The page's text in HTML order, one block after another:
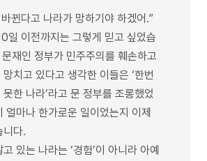
뀐다고 나라가 망하기야 하겠어.”
일 이전까지는 그렇게 믿고 싶었습
재인 정부가 민주주의를 훼손하고
치고 있다고 생각한 이들은 ‘한번
한 나라’라고 문 정부를 조롱했었
얼마나 한가로운 일이었는지 이제
니다.
있는 나라는 ‘경험’이 아니라 아예